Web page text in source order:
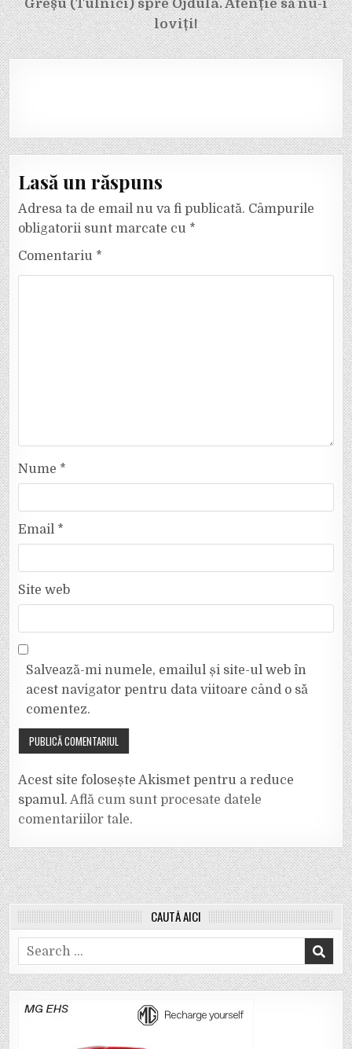
Greșu (Tulnici) spre Ojdula. Atenție să nu-i
loviți!
Lasă un răspuns
Adresa ta de email nu va fi publicată. Câmpurile
obligatorii sunt marcate cu *
Comentariu *
Nume *
Email *
Site web
Salvează-mi numele, emailul și site-ul web în
acest navigator pentru data viitoare când o să
comentez.
Acest site folosește Akismet pentru a reduce
spamul.Află cum sunt procesate datele
comentariilor tale.
CAUTĂ AICI
Search
for: